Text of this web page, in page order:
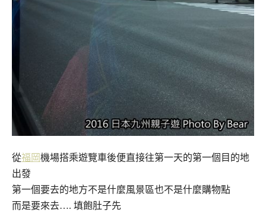
從福岡機場搭乘遊覽車後便直接往第一天的第一個目的地
出發
第一個要去的地方不是什麼風景區也不是什麼購物點
而是要來去…. 填飽肚子先